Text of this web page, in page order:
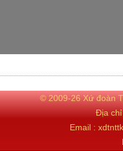
© 2009-26 Xứ đoàn
Địa
Email :